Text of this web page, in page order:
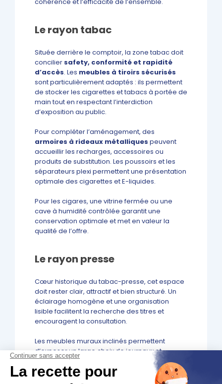
cohérence et l’efficacité de l’ensemble.
Le rayon tabac
Située derrière le comptoir, la zone tabac doit
concilier safety, conformité et rapidité
d’accès. Les meubles à tiroirs sécurisés
sont particulièrement adaptés : ils permettent
de stocker les cigarettes et tabacs à portée de
main tout en respectant l’interdiction
d’exposition au public.
Pour compléter l’aménagement, des
armoires à rideaux métalliques peuvent
accueillir les recharges, accessoires ou
produits de substitution. Les poussoirs et les
séparateurs plexi permettent une présentation
optimale des cigarettes et E-liquides.
Pour les cigares, une vitrine fermée ou une
cave à humidité contrôlée garantit une
conservation optimale et met en valeur la
qualité de l’offre.
Le rayon presse
Cœur historique du tabac-presse, cet espace
doit rester clair, attractif et bien structuré. Un
éclairage homogène et une organisation
lisible facilitent la recherche des titres et
encouragent la consultation.
Les meubles muraux inclinés permettent
d’exposer un large choix de journaux et
magazines sans alourdir l’espace visuel. En
complément, un îlot presse central ou
quelques présentoirs mobiles peuvent mettre